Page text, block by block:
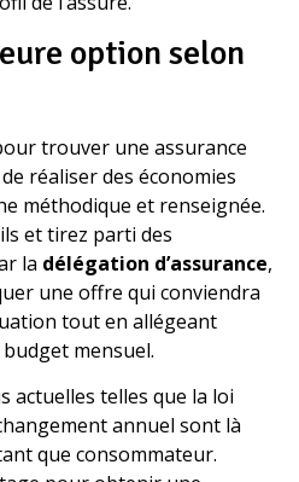
option selon
trouver une assurance
réaliser des économies
méthodique et renseignée.
et tirez parti des
la délégation d’assurance,
une offre qui conviendra
tout en allégeant
mensuel.
actuelles telles que la loi
annuel sont là
que consommateur.